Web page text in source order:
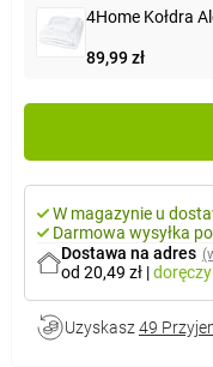
4Home Kołdra
89,99 zł
W magazynie u
Darmowa wysyłka
Dostawa na adres
od 20,49 zł |
Uzyskasz 49